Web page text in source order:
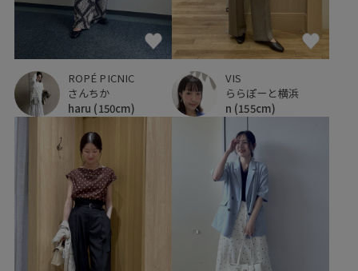
ROPÉ PICNIC
さんちか
haru (150cm)
VIS
ららぽーと横浜
n (155cm)